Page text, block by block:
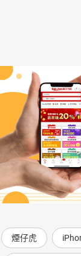
煙仔虎